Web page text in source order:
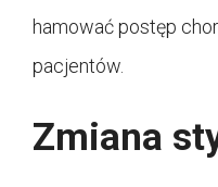
hamować postęp
pacjentów.
Zmiana